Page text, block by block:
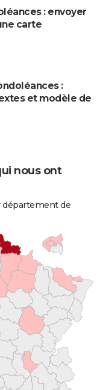
: envoyer
carte
:
et modèle de
nous ont
département de